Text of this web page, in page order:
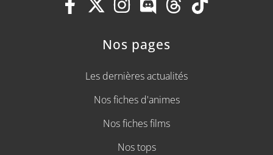
Nos pages
Les dernières actualités
Nos fiches d'animes
Nos fiches films
Nos tops